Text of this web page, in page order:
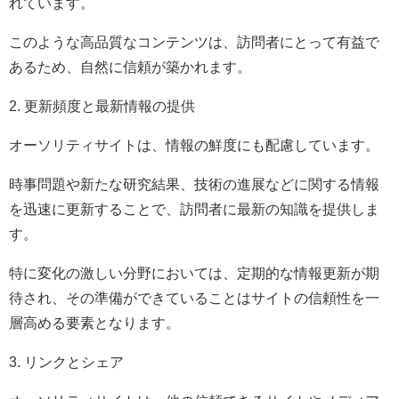
このような高品質なコンテンツは、訪問者にとって有益で
あるため、自然に信頼が築かれます。
2. 更新頻度と最新情報の提供
オーソリティサイトは、情報の鮮度にも配慮しています。
時事問題や新たな研究結果、技術の進展などに関する情報
を迅速に更新することで、訪問者に最新の知識を提供しま
す。
特に変化の激しい分野においては、定期的な情報更新が期
待され、その準備ができていることはサイトの信頼性を一
層高める要素となります。
3. リンクとシェア